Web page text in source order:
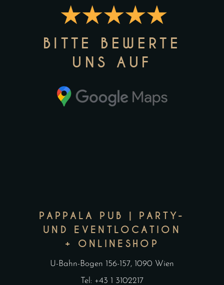
BITTE BEWERTE
UNS AUF
PAPPALA PUB | PARTY-
UND EVENTLOCATION
+ ONLINESHOP
U-Bahn-Bogen 156-157, 1090 Wien
Tel: +43 1 3102217